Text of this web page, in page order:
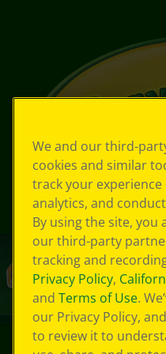
We and our third-
cookies and similar
track your
analytics, and
By using the site, you
our third-party
tracking and
Privacy Policy,
and Terms of Use.
our Privacy Policy,
to review it to